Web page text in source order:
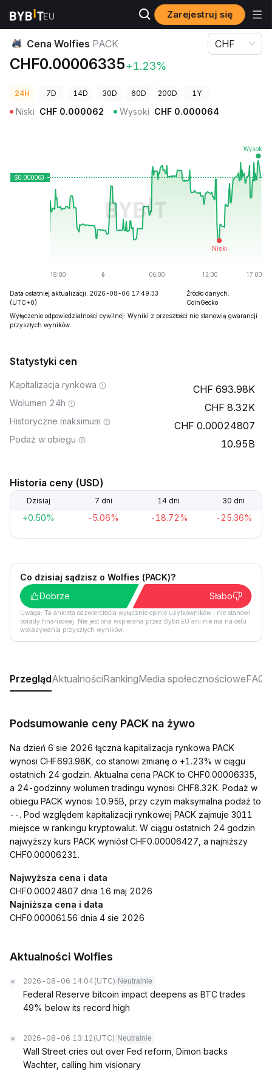
Zarejestruj się
Ceny kryptowalut Cena Wolfies PACK
Cena Wolfies PACK
CHF0.00006335+1.23%
CHF
24H 7D 14D 30D 60D 200D 1Y
Niski CHF 0.000062 Wysoki CHF 0.000064
Data ostatniej aktualizacji: 2026-08-06 17:49:33
(UTC+0)
Źródło danych:
CoinGecko
Wyłączenie odpowiedzialności cywilnej: Wyniki z przeszłości nie stanowią gwarancji
przyszłych wyników.
Statystyki cen
Kapitalizacja rynkowa 693.98K
Wolumen 24h 8.32K
Historyczne maksimum 0.00024807
Podaż w obiegu 10.95B
Historia ceny (USD)
Dzisiaj 7 dni 14 dni 30 dni
+0.50% -5.06% -18.72% -25.36%
Co dzisiaj sądzisz o Wolfies (PACK)?
Dobrze
Słabo
Uwaga: Ta ankieta odzwierciedla wyłącznie opinie użytkowników i nie stanowi
porady finansowej. Nie jest ona wspierana przez Bybit EU ani nie ma na celu
wskazywania przyszłych wyników.
PrzeglądAktualnościRankingMedia społecznościoweFAQ
Podsumowanie ceny PACK na żywo
Na dzień 6 sie 2026 łączna kapitalizacja rynkowa PACK
wynosi CHF693.98K, co stanowi zmianę o +1.23% w ciągu
ostatnich 24 godzin. Aktualna cena PACK to CHF0.00006335,
a 24-godzinny wolumen tradingu wynosi CHF8.32K. Podaż w
obiegu PACK wynosi 10.95B, przy czym maksymalna podaż to
--. Pod względem kapitalizacji rynkowej PACK zajmuje 3011
miejsce w rankingu kryptowalut. W ciągu ostatnich 24 godzin
najwyższy kurs PACK wyniósł CHF0.00006427, a najniższy
CHF0.00006231.
Najwyższa cena i data
CHF0.00024807 dnia 16 maj 2026
Najniższa cena i data
CHF0.00006156 dnia 4 sie 2026
Aktualności Wolfies
2026-08-06 14:04 (UTC) Neutralnie
Federal Reserve bitcoin impact deepens as BTC trades
49% below its record high
2026-08-06 13:12 (UTC) Neutralnie
Wall Street cries out over Fed reform, Dimon backs
Wachter, calling him visionary